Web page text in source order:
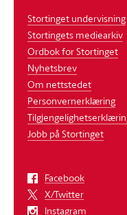
Stortinget undervisning
Stortingets mediearkiv
Ordbok for Stortinget
Nyhetsbrev
Om nettstedet
Personvernerklæring
Jobb på Stortinget
Facebook
X/Twitter
Instagram